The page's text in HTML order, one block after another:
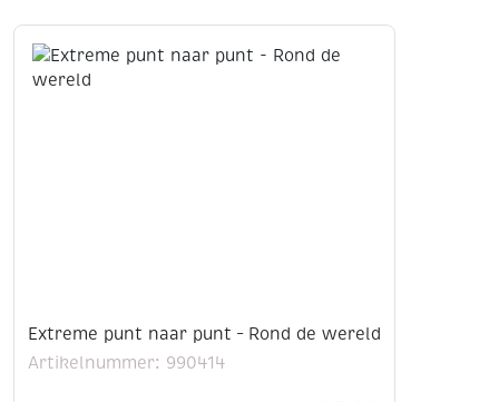
Extreme punt naar punt – Rond de wereld
Artikelnummer: 990414